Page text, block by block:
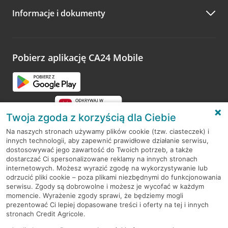
Zachęcamy do podzielenia się z nami opinią o wizycie.
opinie.
Informacje i dokumenty
Pobierz aplikację CA24 Mobile
RODO
Regulamin serwisu
Mapa serwisu
PolitykaCookies
Twoja zgoda z korzyścią dla Ciebie
Na naszych stronach używamy plików cookie (tzw. ciasteczek) i
innych technologii, aby zapewnić prawidłowe działanie serwisu,
dostosowywać jego zawartość do Twoich potrzeb, a także
dostarczać Ci spersonalizowane reklamy na innych stronach
internetowych. Możesz wyrazić zgodę na wykorzystywanie lub
odrzucić pliki cookie – poza plikami niezbędnymi do funkcjonowania
serwisu. Zgody są dobrowolne i możesz je wycofać w każdym
momencie. Wyrażenie zgody sprawi, że będziemy mogli
prezentować Ci lepiej dopasowane treści i oferty na tej i innych
stronach Credit Agricole.